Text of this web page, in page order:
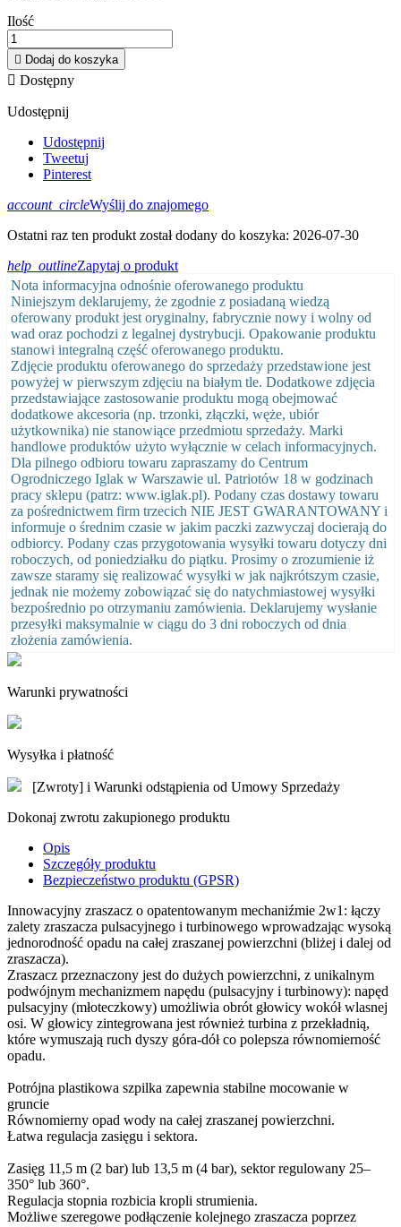
Ilość
 Dodaj do koszyka
 Dostępny
Udostępnij
Udostępnij
Tweetuj
Pinterest
account_circleWyślij do znajomego
Ostatni raz ten produkt został dodany do koszyka: 2026-07-30
help_outlineZapytaj o produkt
Nota informacyjna odnośnie oferowanego produktu
Niniejszym deklarujemy, że zgodnie z posiadaną wiedzą
oferowany produkt jest oryginalny, fabrycznie nowy i wolny od
wad oraz pochodzi z legalnej dystrybucji. Opakowanie produktu
stanowi integralną część oferowanego produktu.
Zdjęcie produktu oferowanego do sprzedaży przedstawione jest
powyżej w pierwszym zdjęciu na białym tle. Dodatkowe zdjęcia
przedstawiające zastosowanie produktu mogą obejmować
dodatkowe akcesoria (np. trzonki, złączki, węże, ubiór
użytkownika) nie stanowiące przedmiotu sprzedaży. Marki
handlowe produktów użyto wyłącznie w celach informacyjnych.
Dla pilnego odbioru towaru zapraszamy do Centrum
Ogrodniczego Iglak w Warszawie ul. Patriotów 18 w godzinach
pracy sklepu (patrz: www.iglak.pl). Podany czas dostawy towaru
za pośrednictwem firm trzecich NIE JEST GWARANTOWANY i
informuje o średnim czasie w jakim paczki zazwyczaj docierają do
odbiorcy. Podany czas przygotowania wysyłki towaru dotyczy dni
roboczych, od poniedziałku do piątku. Prosimy o zrozumienie iż
zawsze staramy się realizować wysyłki w jak najkrótszym czasie,
jednak nie możemy zobowiązać się do natychmiastowej wysyłki
bezpośrednio po otrzymaniu zamówienia. Deklarujemy wysłanie
przesyłki maksymalnie w ciągu do 3 dni roboczych od dnia
złożenia zamówienia.
Warunki prywatności
Wysyłka i płatność
[Zwroty] i Warunki odstąpienia od Umowy Sprzedaży
Dokonaj zwrotu zakupionego produktu
Opis
Szczegóły produktu
Bezpieczeństwo produktu (GPSR)
Innowacyjny zraszacz o opatentowanym mechaniźmie 2w1: łączy
zalety zraszacza pulsacyjnego i turbinowego wprowadzając wysoką
jednorodność opadu na całej zraszanej powierzchni (bliżej i dalej od
zraszacza).
Zraszacz przeznaczony jest do dużych powierzchni, z unikalnym
podwójnym mechanizmem napędu (pulsacyjny i turbinowy): napęd
pulsacyjny (młoteczkowy) umożliwia obrót głowicy wokół wlasnej
osi. W głowicy zintegrowana jest również turbina z przekładnią,
które wymuszają ruch dyszy góra-dół co polepsza równomierność
opadu.
Potrójna plastikowa szpilka zapewnia stabilne mocowanie w
gruncie
Równomierny opad wody na całej zraszanej powierzchni.
Łatwa regulacja zasięgu i sektora.
Zasięg 11,5 m (2 bar) lub 13,5 m (4 bar), sektor regulowany 25–
350° lub 360°.
Regulacja stopnia rozbicia kropli strumienia.
Możliwe szeregowe podłączenie kolejnego zraszacza poprzez